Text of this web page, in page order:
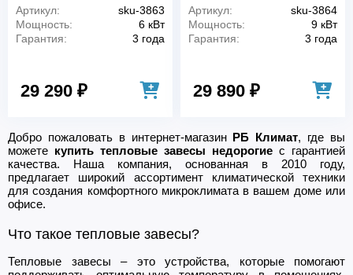
Артикул:
sku-3863
Мощность:
6 кВт
Гарантия:
3 года
29 290 ₽
Артикул:
sku-3864
Мощность:
9 кВт
Гарантия:
3 года
29 890 ₽
Добро пожаловать в интернет-магазин РБ Климат, где вы
можете купить тепловые завесы недорогие с гарантией
качества. Наша компания, основанная в 2010 году,
предлагает широкий ассортимент климатической техники
для создания комфортного микроклимата в вашем доме или
офисе.
Что такое тепловые завесы?
Тепловые завесы – это устройства, которые помогают